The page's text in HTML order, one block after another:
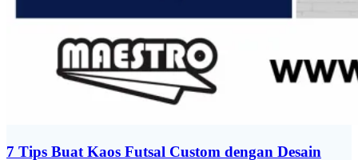
7 Tips Buat Kaos Futsal Custom dengan Desain